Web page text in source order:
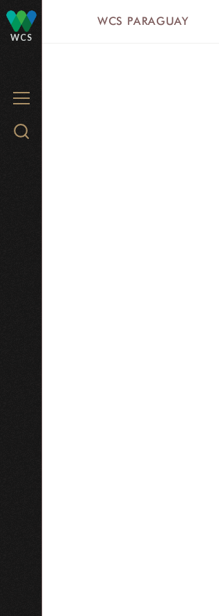
WCS
MENU
Search
WCS PARAGUAY